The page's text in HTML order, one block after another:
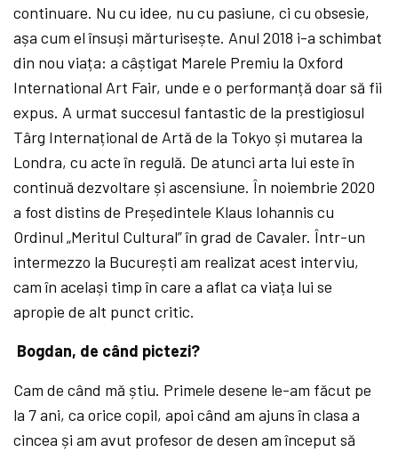
continuare. Nu cu idee, nu cu pasiune, ci cu obsesie,
așa cum el însuși mărturisește. Anul 2018 i-a schimbat
din nou viața: a câștigat Marele Premiu la Oxford
International Art Fair, unde e o performanță doar să fii
expus. A urmat succesul fantastic de la prestigiosul
Târg Internațional de Artă de la Tokyo și mutarea la
Londra, cu acte în regulă. De atunci arta lui este în
continuă dezvoltare și ascensiune. În noiembrie 2020
a fost distins de Președintele Klaus Iohannis cu
Ordinul „Meritul Cultural”în grad de Cavaler. Într-un
intermezzo la București am realizat acest interviu,
cam în același timp în care a aflat ca viața lui se
apropie de alt punct critic.
Bogdan, de când pictezi?
Cam de când mă știu. Primele desene le-am făcut pe
la 7 ani, ca orice copil, apoi când am ajuns în clasa a
cincea și am avut profesor de desen am început să